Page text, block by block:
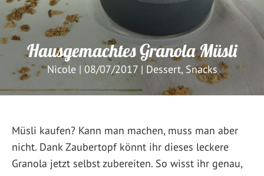
Hausgemachtes Granola Müsli
Nicole| 08/07/2017| Dessert, Snacks
Müsli kaufen? Kann man machen, muss man aber
nicht. Dank Zaubertopf könnt ihr dieses leckere
Granola jetzt selbst zubereiten. So wisst ihr genau,